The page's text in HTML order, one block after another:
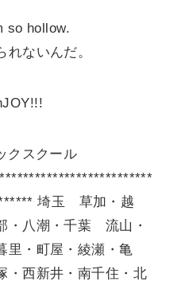
so hollow.
れないんだ。
クスクール
埼玉 草加・越
・八潮・千葉 流山・
・町屋・綾瀬・亀
・西新井・南千住・北